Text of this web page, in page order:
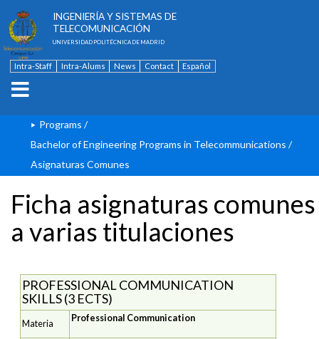
INGENIERÍA Y SISTEMAS DE
TELECOMUNICACIÓN
UNIVERSIDAD POLITÉCNICA DE MADRID
Intra-Staff Intra-Alums News Contact Español
Programs /
Bachelor of Engineering Programs in Telecommunications /
Asignaturas Comunes
Ficha asignaturas comunes
a varias titulaciones
PROFESSIONAL COMMUNICATION
SKILLS (3 ECTS)
Materia
Professional Communication